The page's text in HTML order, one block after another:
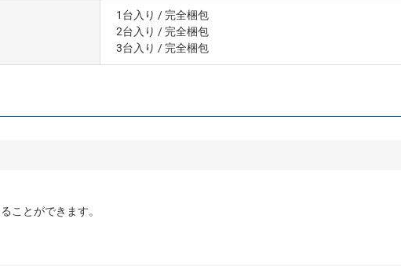
1台入り / 完全梱包
2台入り / 完全梱包
3台入り / 完全梱包
ことができます。